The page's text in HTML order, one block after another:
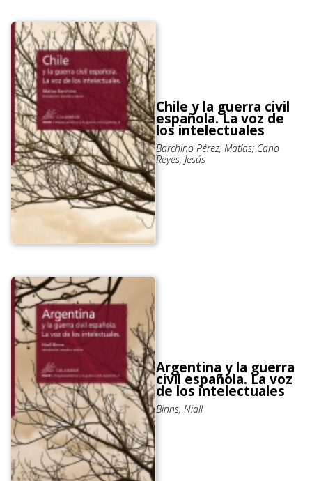
Chile y la guerra civil
española. La voz de
los intelectuales
Barchino Pérez, Matías; Cano
Reyes, Jesús
Argentina y la guerra
civil española. La voz
de los intelectuales
Binns, Niall